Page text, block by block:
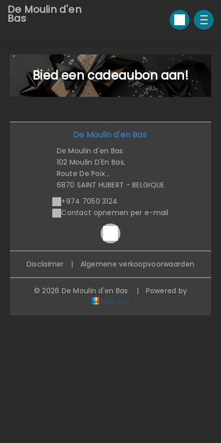
De Moulin d'en
Bas
Bied een cadeaubon aan!
De Moulin d'en Bas
De Moulin d'en Bas
102 Moulin D'En Bas,
Route De Poix ,
6870 SAINT HUBERT - BELGIQUE
+974 7050 3124
Contact opnemen per e-mail
Disclaimer | Algemene verkoopvoorwaarden
© 2026 De Moulin d'en Bas | Powered by